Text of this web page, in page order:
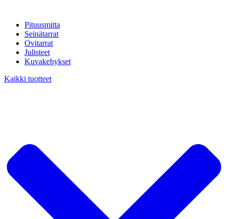
Pituusmitta
Seinätarrat
Ovitarrat
Julisteet
Kuvakehykset
Kaikki tuotteet